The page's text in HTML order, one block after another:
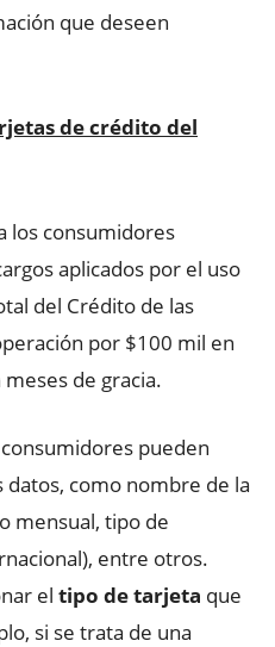
que deseen
de crédito del
los consumidores
aplicados por el uso
del Crédito de las
por $100 mil en
de gracia.
pueden
como nombre de la
mensual, tipo de
entre otros.
el tipo de tarjeta que
si se trata de una